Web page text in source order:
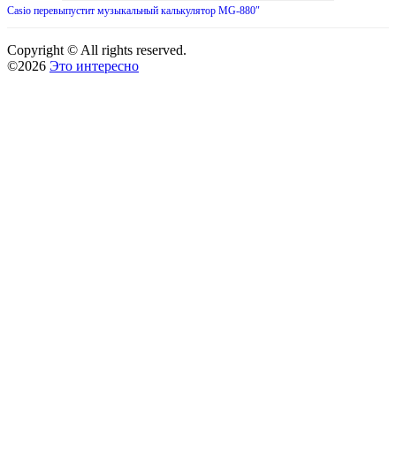
Casio перевыпустит музыкальный калькулятор MG-880″
Copyright © All rights reserved.
©2026 Это интересно